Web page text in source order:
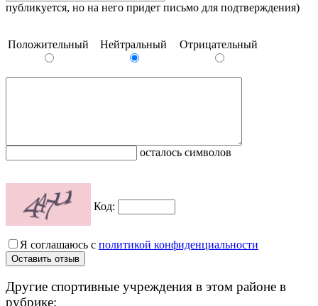
публикуется, но на него придет письмо для подтверждения)
Положительный Нейтральный Отрицательный
осталось символов
Код:
Я соглашаюсь с политикой конфиденциальности
Другие спортивные учреждения в этом районе в
рубрике: